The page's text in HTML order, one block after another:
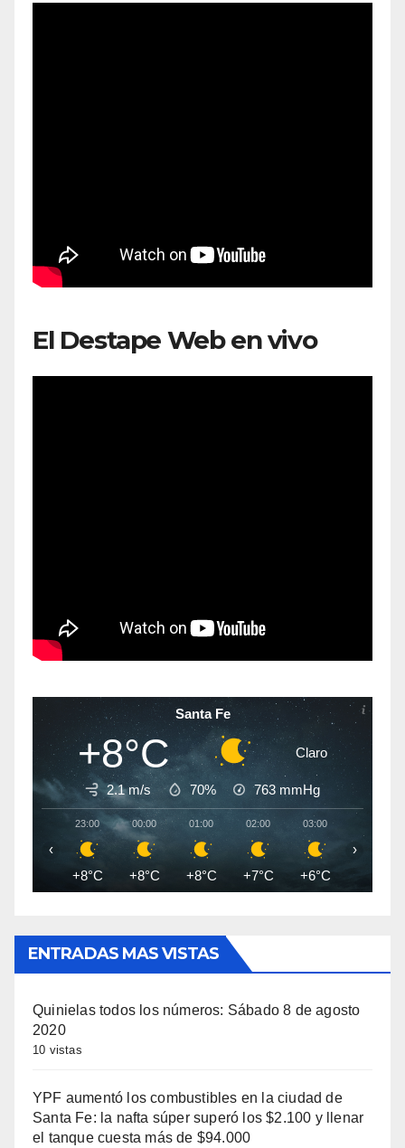
El Destape Web en vivo
Santa Fe
+8°C Claro
2.1 m/s 70% 763 mmHg
23:00
+8°C
00:00
+8°C
01:00
+8°C
02:00
+7°C
03:00
+6°C +6°C
‹ ›
ENTRADAS MAS VISTAS
Quinielas todos los números: Sábado 8 de agosto
2020
10 vistas
YPF aumentó los combustibles en la ciudad de
Santa Fe: la nafta súper superó los $2.100 y llenar
el tanque cuesta más de $94.000